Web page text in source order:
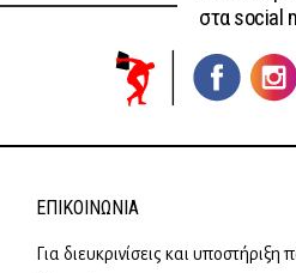
στα social
ΕΠΙΚΟΙΝΩΝΊΑ
Για διευκρινίσεις και